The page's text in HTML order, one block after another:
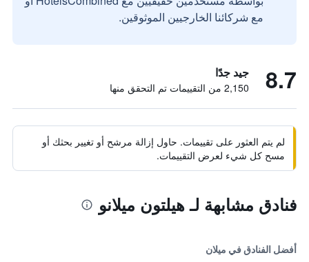
مع شركائنا الخارجيين الموثوقين.
8.7 جيد جدًا
2,150 من التقييمات تم التحقق منها
لم يتم العثور على تقييمات. حاول إزالة مرشح أو تغيير بحثك أو
مسح كل شيء لعرض التقييمات.
فنادق مشابهة لـ هيلتون ميلانو
أفضل الفنادق في ميلان